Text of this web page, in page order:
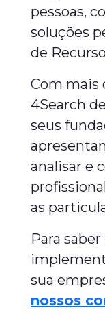
pessoas,
soluções
de
Com mais
4Search
seus
analisar e
as
Para
sua
nossos